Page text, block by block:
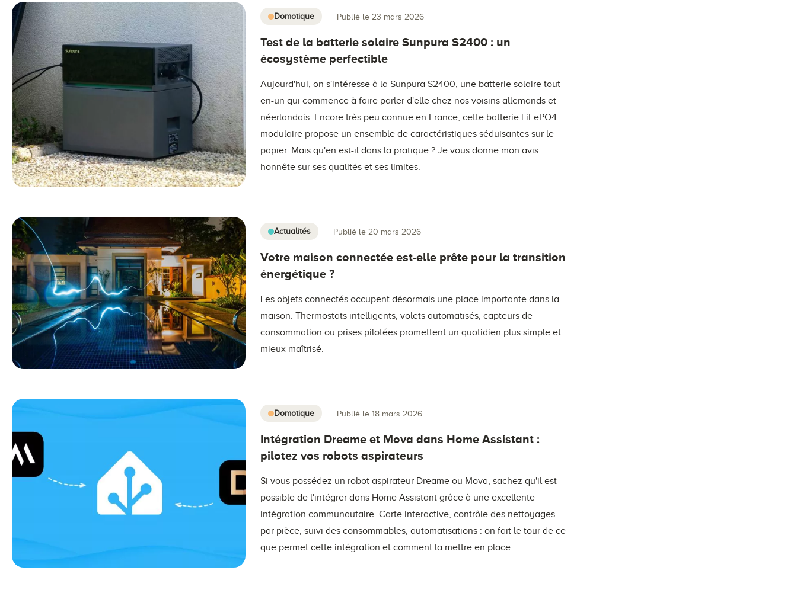
Domotique Publié le 23 mars 2026
Test de la batterie solaire Sunpura S2400 : un
écosystème perfectible
Aujourd'hui, on s'intéresse à la Sunpura S2400, une batterie solaire tout-
en-un qui commence à faire parler d'elle chez nos voisins allemands et
néerlandais. Encore très peu connue en France, cette batterie LiFePO4
modulaire propose un ensemble de caractéristiques séduisantes sur le
papier. Mais qu'en est-il dans la pratique ? Je vous donne mon avis
honnête sur ses qualités et ses limites.
Actualités Publié le 20 mars 2026
Votre maison connectée est-elle prête pour la transition
énergétique ?
Les objets connectés occupent désormais une place importante dans la
maison. Thermostats intelligents, volets automatisés, capteurs de
consommation ou prises pilotées promettent un quotidien plus simple et
mieux maîtrisé.
Domotique Publié le 18 mars 2026
Intégration Dreame et Mova dans Home Assistant :
pilotez vos robots aspirateurs
Si vous possédez un robot aspirateur Dreame ou Mova, sachez qu'il est
possible de l'intégrer dans Home Assistant grâce à une excellente
intégration communautaire. Carte interactive, contrôle des nettoyages
par pièce, suivi des consommables, automatisations : on fait le tour de ce
que permet cette intégration et comment la mettre en place.